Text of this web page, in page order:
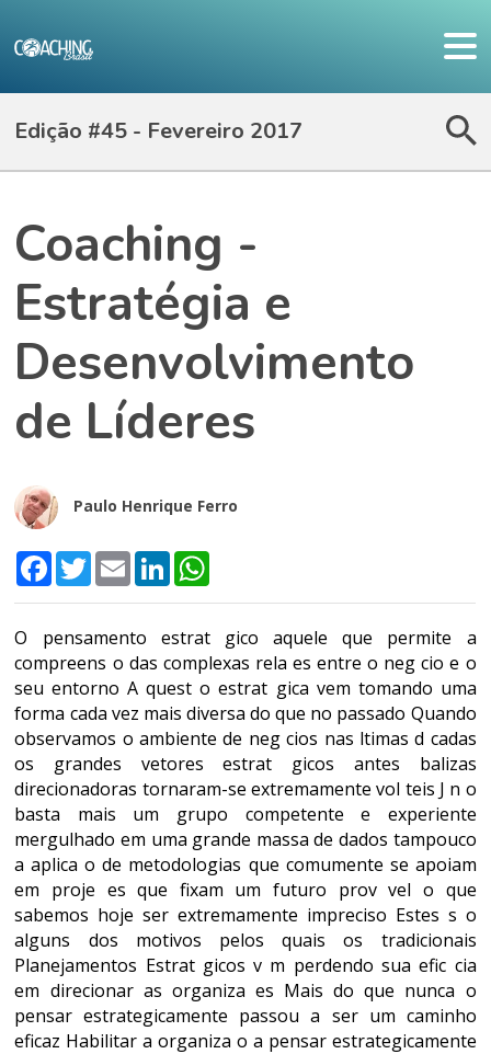
Edição #45 - Fevereiro 2017
Coaching -
Estratégia e
Desenvolvimento
de Líderes
Paulo Henrique Ferro
Facebook
TwitterEmail LinkedIn
O pensamento estrat gico aquele que permite a
compreens o das complexas rela es entre o neg cio e o
seu entorno A quest o estrat gica vem tomando uma
forma cada vez mais diversa do que no passado Quando
observamos o ambiente de neg cios nas ltimas d cadas
os grandes vetores estrat gicos antes balizas
direcionadoras tornaram-se extremamente vol teis J n o
basta mais um grupo competente e experiente
mergulhado em uma grande massa de dados tampouco
a aplica o de metodologias que comumente se apoiam
em proje es que fixam um futuro prov vel o que
sabemos hoje ser extremamente impreciso Estes s o
alguns dos motivos pelos quais os tradicionais
Planejamentos Estrat gicos v m perdendo sua efic cia
em direcionar as organiza es Mais do que nunca o
pensar estrategicamente passou a ser um caminho
eficaz Habilitar a organiza o a pensar estrategicamente